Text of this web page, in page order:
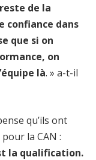
de la
confiance dans
que si on
on
là. » a-t-il
qu’ils ont
la CAN :
la qualification.